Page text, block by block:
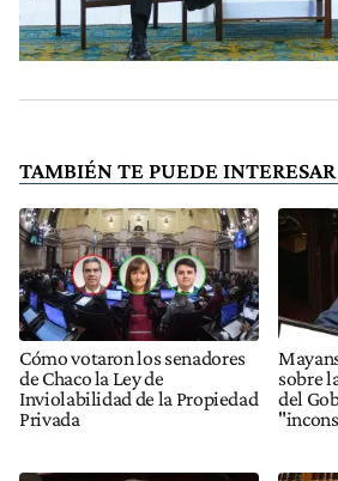
TAMBIÉN TE PUEDE INTERESAR
Cómo votaron los senadores
de Chaco la Ley de
Inviolabilidad de la Propiedad
Privada
sobre
del